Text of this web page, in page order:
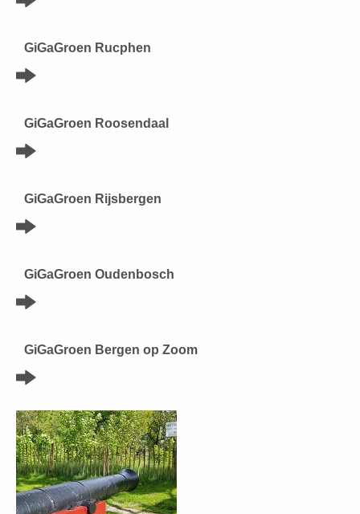
GiGaGroen Rucphen
GiGaGroen Roosendaal
GiGaGroen Rijsbergen
GiGaGroen Oudenbosch
GiGaGroen Bergen op Zoom